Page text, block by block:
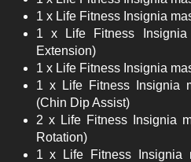
1 x Life Fitness Insignia
1 x Life Fitness Insignia
Extension)
1 x Life Fitness Insignia
1 x Life Fitness Insignia
(Chin Dip Assist)
2 x Life Fitness Insignia
Rotation)
1 x Life Fitness Insignia